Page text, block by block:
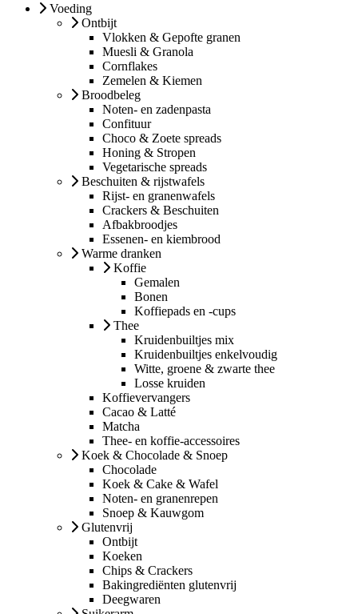
Voeding
Ontbijt
Vlokken & Gepofte granen
Muesli & Granola
Cornflakes
Zemelen & Kiemen
Broodbeleg
Noten- en zadenpasta
Confituur
Choco & Zoete spreads
Honing & Stropen
Vegetarische spreads
Beschuiten & rijstwafels
Rijst- en granenwafels
Crackers & Beschuiten
Afbakbroodjes
Essenen- en kiembrood
Warme dranken
Koffie
Gemalen
Bonen
Koffiepads en -cups
Thee
Kruidenbuiltjes mix
Kruidenbuiltjes enkelvoudig
Witte, groene & zwarte thee
Losse kruiden
Koffievervangers
Cacao & Latté
Matcha
Thee- en koffie-accessoires
Koek & Chocolade & Snoep
Chocolade
Koek & Cake & Wafel
Noten- en granenrepen
Snoep & Kauwgom
Glutenvrij
Ontbijt
Koeken
Chips & Crackers
Bakingrediënten glutenvrij
Deegwaren